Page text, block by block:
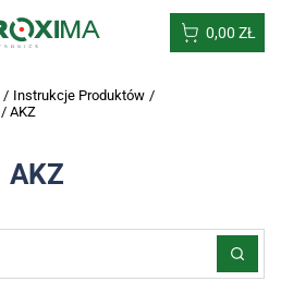
0,00 ZŁ
/ Instrukcje Produktów /
/ AKZ
AKZ